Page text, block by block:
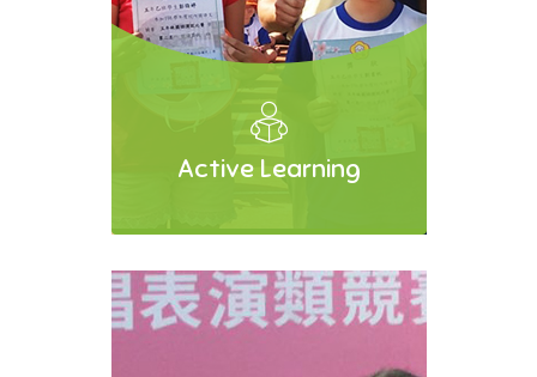
1次公告第1階段甄試結果
公告108學年度三、五年級編班名冊
法務部「炎夏『漫』活，創意說
『畫』」2019年暑期青少年兒童犯罪
預防徵件活動
六合國小108學年度代理教師甄選簡
章
六合國小108學年度均一代理教師甄
選
108學年度一般類科代理教師第1次公
Active Learning